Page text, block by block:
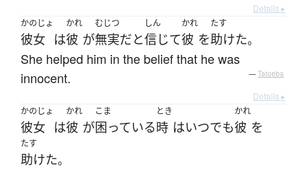
Details ▸
かのじょ
彼女 は
かれ
彼 が
むじつ
無実だと
しん
信じて
かれ
彼 を
たす
助けた。
She helped him in the belief that he was
innocent.
— Tatoeba
Details ▸
かのじょ
彼女 は
かれ
彼 が
こま
困っている
とき
時 はいつでも
かれ
彼 を
たす
助けた。